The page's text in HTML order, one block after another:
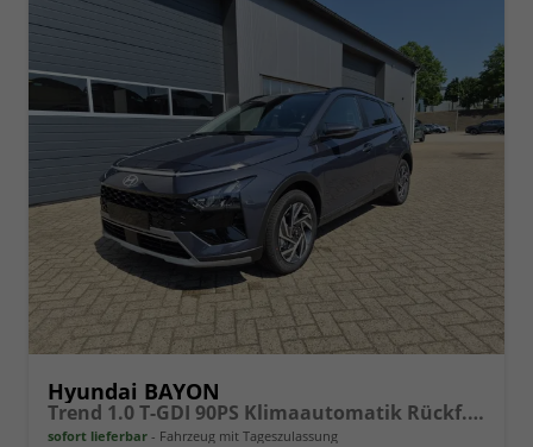
Hyundai BAYON
Trend 1.0 T-GDI 90PS Klimaautomatik Rückf.Kamera Parksensoren Sitzheizung Lenkradheizung Bluetooth Touchscreen Tempomat Apple CarPlay + Android Auto 16"LM
sofort lieferbar Fahrzeug mit Tageszulassung